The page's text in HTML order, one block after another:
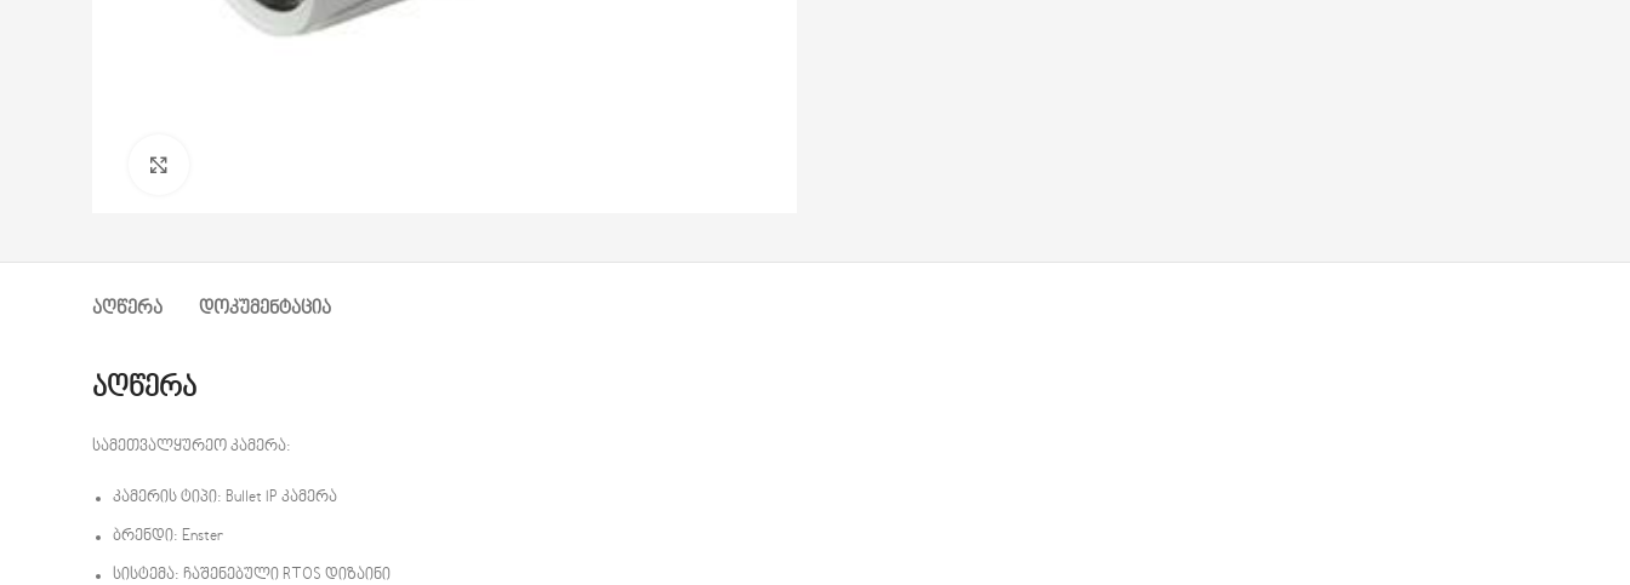
ᲐᲦᲬᲔᲠᲐ ᲓᲝᲙᲣᲛᲔᲜᲢᲐᲪᲘᲐ
აღწერა
სამეთვალყურეო კამერა:
კამერის ტიპი: Bullet IP კამერა
ბრენდი: Enster
სისტემა: ჩაშენებული RTOS დიზაინი